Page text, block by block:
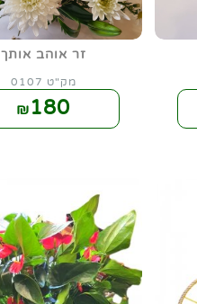
זר אוהב אותך
מק"ט 0107
₪ 180